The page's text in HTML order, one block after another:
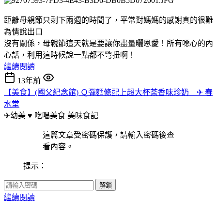
距離母親節只剩下兩週的時間了，平常對媽媽的感謝真的很難
為情說出口
沒有關係，母親節這天就是要讓你盡量曬恩愛！所有噁心的內
心話，利用這時候說一點都不彆扭啊！
繼續閱讀
13年前
【美食】(國父紀念館) Ｑ彈麵條配上超大杯茶香味珍奶 ✈ 春
水堂
✈幼美 ♥ 吃喝美食 美味食記
這篇文章受密碼保護，請輸入密碼後查
看內容。
提示：
解鎖
繼續閱讀